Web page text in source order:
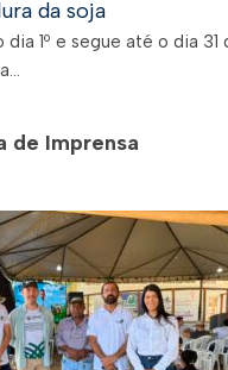
da soja
1º e segue até o dia 31
de Imprensa